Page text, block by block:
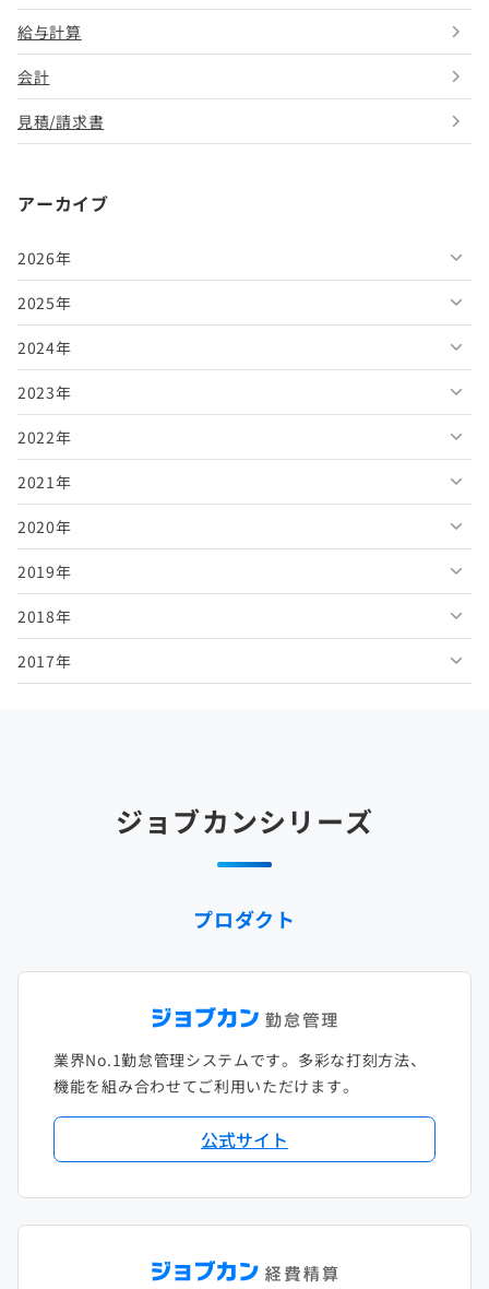
給与計算
会計
見積/請求書
アーカイブ
2026年
2026年8月
2026年7月
2026年6月
2026年5月
2026年4月
2026年3月
2026年2月
2026年1月
2025年
2025年12月
2025年11月
2025年10月
2025年9月
2025年8月
2025年7月
2025年6月
2025年5月
2024年
2024年12月
2024年11月
2024年10月
2024年9月
2024年8月
2024年7月
2024年6月
2023年
2023年12月
2023年11月
2023年10月
2023年9月
2023年8月
2023年7月
2022年
2022年12月
2022年11月
2022年10月
2022年9月
2022年8月
2022年1月
2021年
2021年12月
2021年11月
2021年10月
2021年9月
2021年2月
2020年
2020年12月
2020年11月
2020年10月
2020年3月
2020年1月
2019年
2019年12月
2019年11月
2019年4月
2019年2月
2018年
2018年12月
2018年5月
2018年3月
2018年1月
2017年
2017年6月
2017年4月
ジョブカンシリーズ
プロダクト
業界No.1勤怠管理システムです。多彩な打刻方法、
機能を組み合わせてご利用いただけます。
公式サイト